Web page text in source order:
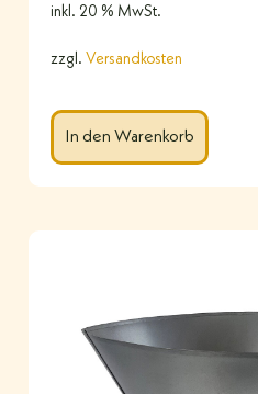
inkl. 20 % MwSt.
zzgl. Versandkosten
In den Warenkorb